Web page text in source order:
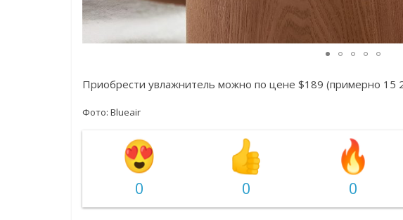
Приобрести увлажнитель можно по цене $189 (примерно 15
Фото: Blueair
0 0 0